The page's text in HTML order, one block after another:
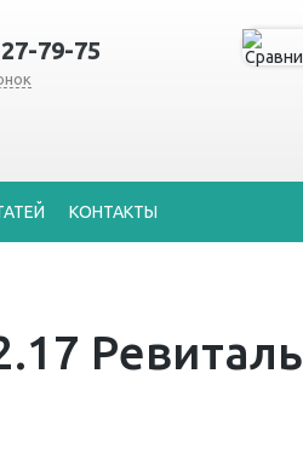
79-75
КОНТАКТЫ
Ревиталь